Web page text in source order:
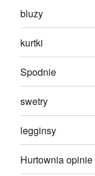
bluzy
kurtki
Spodnie
swetry
legginsy
Hurtownia opinie